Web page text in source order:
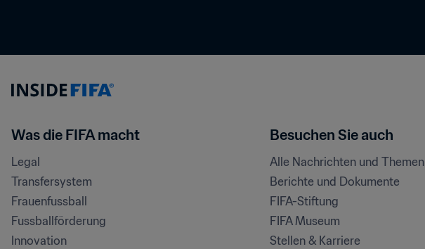
Was die FIFA macht
Legal
Transfersystem
Frauenfussball
Fussballförderung
Innovation
Besuchen Sie auch
Alle Nachrichten und Themen
Berichte und Dokumente
FIFA-Stiftung
FIFA Museum
Stellen & Karriere